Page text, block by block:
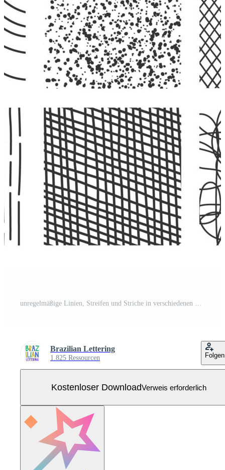
unregelmäßige Linien, Streifen und Striche in verschiedenen Stilen. Kostenloser Vektor
Brazilian Lettering
1.825 Ressourcen Folgen
Kostenloser DownloadVerweis erforderlich